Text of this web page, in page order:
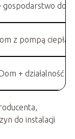
gospodarstwo
z pompą ciepła
+ działalność
do instalacji